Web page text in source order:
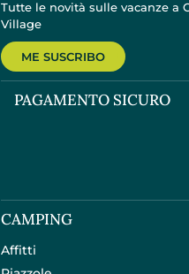
Tutte le novità sulle vacanze a
Village
ME SUSCRIBO
PAGAMENTO SICURO
CAMPING
Affitti